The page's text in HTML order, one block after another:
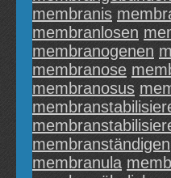
membranis
membranlosen
membranogenen
membranose
membranosus
membranständigen
membranula